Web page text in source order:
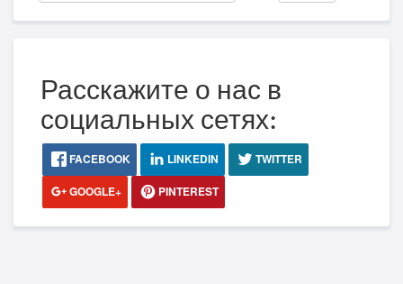
Расскажите о нас в
социальных сетях:
FACEBOOK LINKEDIN
TWITTER
GOOGLE+
PINTEREST